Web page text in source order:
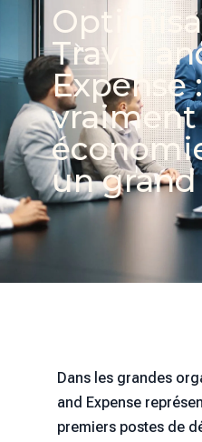
Travel
Expense
vraiment
un
Dans les grandes
and Expense
premiers postes de